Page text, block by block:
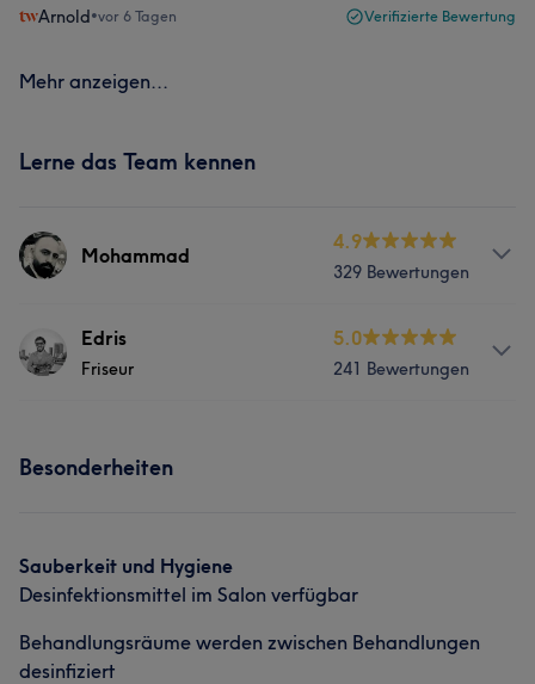
Arnold•vor 6 Tagen Verifizierte Bewertung
Mehr anzeigen...
Lerne das Team kennen
Mohammad
4.9
329 Bewertungen
Services
Portfolio
Edris
Friseur
5.0
241 Bewertungen
Was unsere Kunden über Edris sagen
Sympathisch 10
Besonderheiten
Sauberkeit und Hygiene
Desinfektionsmittel im Salon verfügbar
Behandlungsräume werden zwischen Behandlungen
desinfiziert